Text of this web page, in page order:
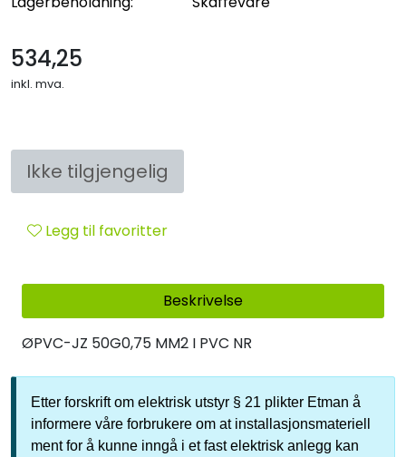
534,25
inkl. mva.
Ikke tilgjengelig
Legg til favoritter
Beskrivelse
ØPVC-JZ 50G0,75 MM2 I PVC NR
Etter forskrift om elektrisk utstyr § 21 plikter Etman å
informere våre forbrukere om at installasjonsmateriell
ment for å kunne inngå i et fast elektrisk anlegg kan
Sikringsmateriell
Kabler
Outlet